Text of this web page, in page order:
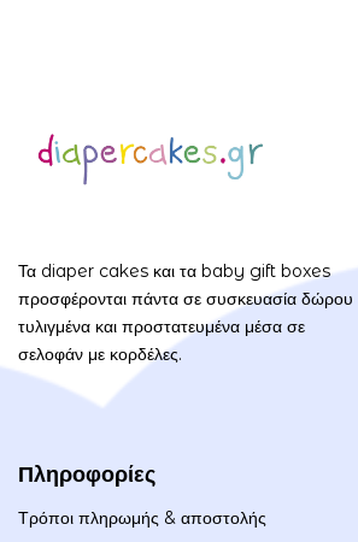
Τα diaper cakes και τα baby gift boxes
προσφέρονται πάντα σε συσκευασία δώρου
τυλιγμένα και προστατευμένα μέσα σε
σελοφάν με κορδέλες.
Πληροφορίες
Τρόποι πληρωμής & αποστολής